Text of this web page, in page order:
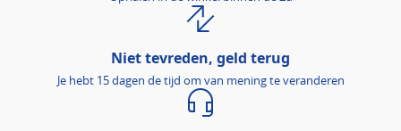
Niet tevreden, geld terug
Je hebt 15 dagen de tijd om van mening te veranderen